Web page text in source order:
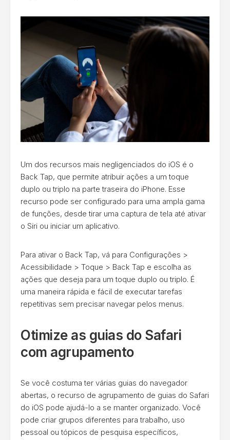
Um dos recursos mais negligenciados do iOS é o
Back Tap, que permite atribuir ações a um toque
duplo ou triplo na parte traseira do iPhone. Esse
recurso pode ser configurado para uma ampla gama
de funções, desde tirar uma captura de tela até ativar
o Siri ou iniciar um aplicativo.
Para ativar o Back Tap, vá para Configurações >
Acessibilidade > Toque > Back Tap e escolha as
ações que deseja para um toque duplo ou triplo. É
uma maneira rápida e fácil de executar tarefas
repetitivas sem precisar navegar pelos menus.
Otimize as guias do Safari
com agrupamento
Se você costuma ter várias guias do navegador
abertas, o recurso de agrupamento de guias do Safari
do iOS pode ajudá-lo a se manter organizado. Você
pode criar grupos diferentes para trabalho, uso
pessoal ou tópicos de pesquisa específicos,